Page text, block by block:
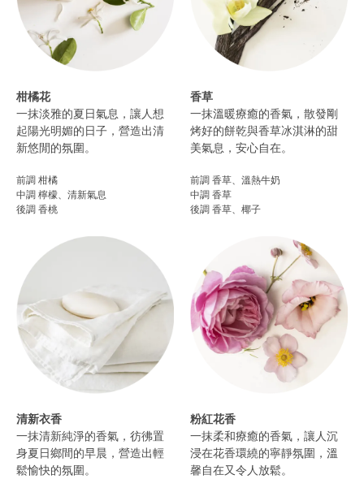
柑橘花
一抹淡雅的夏日氣息，讓人想
起陽光明媚的日子，營造出清
新悠閒的氛圍。​
前調 柑橘
中調 檸檬、清新氣息
後調 香桃​
香草
一抹溫暖療癒的香氣，散發剛
烤好的餅乾與香草冰淇淋的甜
美氣息，安心自在。
前調 香草、溫熱牛奶
中調 香草
後調 香草、椰子​
清新衣香
一抹清新純淨的香氣，彷彿置
身夏日鄉間的早晨，營造出輕
鬆愉快的氛圍。
粉紅花香
一抹柔和療癒的香氣，讓人沉
浸在花香環繞的寧靜氛圍，溫
馨自在又令人放鬆。